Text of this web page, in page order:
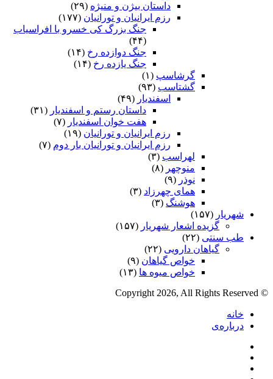
داستان بیژن و منیژه (۲۹)
رزم ایرانیان و تورانیان (۱۷۷)
جنگ بزرگ کی خسرو با افراسیاب
(۴۴)
جنگ دوازده رخ (۱۴)
جنگ یازده رخ (۱۴)
گرشاسپ (۱)
گشتاسب (۹۳)
اسفندیار (۴۹)
داستان رستم و اسفندیار (۳۱)
هفت خوان اسفندیار (۷)
رزم ایرانیان و تورانیان (۱۹)
رزم ایرانیان و تورانیان بار دوم (۷)
لهراسب (۳)
منوچهر (۸)
نوذر (۹)
هماى چهرزاد (۳)
هوشنگ (۳)
شهریار (۱۵۷)
گزیده اشعار شهریار (۱۵۷)
طب سنتی (۲۲)
گیاهان دارویی (۲۲)
خواص گیاهان (۹)
خواص میوه ها (۱۳)
© Copyright 2026, All Rights Reserved
خانه
درباره‌ی